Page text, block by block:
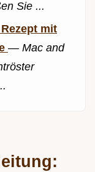
Sie ...
mit
— Mac and